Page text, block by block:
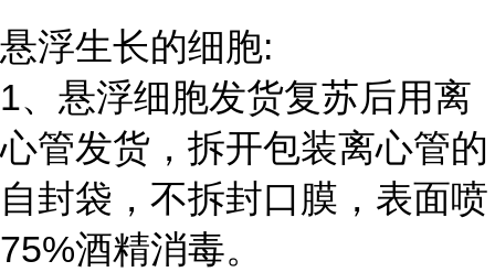
悬浮生长的细胞:
1、悬浮细胞发货复苏后用离
心管发货，拆开包装离心管的
自封袋，不拆封口膜，表面喷
75%酒精消毒。